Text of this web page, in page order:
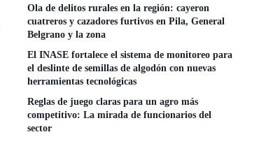
Ola de delitos rurales en la región: cayeron
cuatreros y cazadores furtivos en Pila, General
Belgrano y la zona
El INASE fortalece el sistema de monitoreo para
el deslinte de semillas de algodón con nuevas
herramientas tecnológicas
Reglas de juego claras para un agro más
competitivo: La mirada de funcionarios del
sector